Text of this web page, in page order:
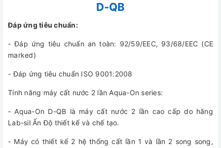
D-QB
Đáp ứng tiêu chuẩn:
- Đáp ứng tiêu chuẩn an toàn: 92/59/EEC, 93/68/EEC (CE
marked)
- Đáp ứng tiêu chuẩn ISO 9001:2008
Tính năng máy cất nước 2 lần Aqua-On series:
- Aqua-On D-QB là máy cất nước 2 lần cao cấp do hãng
Lab-sil Ấn Độ thiết kế và chế tạo.
- Máy có thiết kế 2 hệ thống cất lần 1 và lần 2 song song,